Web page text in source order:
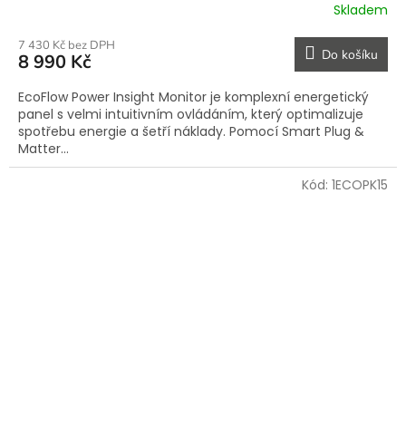
Skladem
7 430 Kč bez DPH
8 990 Kč Do košíku
EcoFlow Power Insight Monitor je komplexní energetický
panel s velmi intuitivním ovládáním, který optimalizuje
spotřebu energie a šetří náklady. Pomocí Smart Plug &
Matter...
Kód: 1ECOPK15